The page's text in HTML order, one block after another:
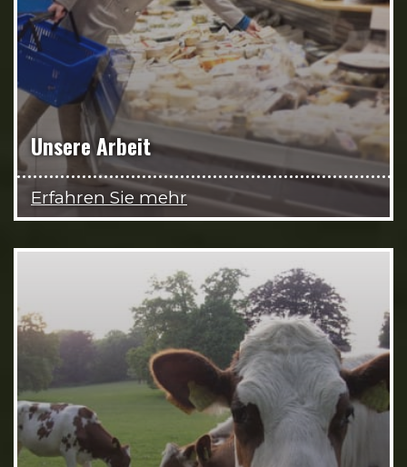
Unsere Arbeit
Erfahren Sie mehr